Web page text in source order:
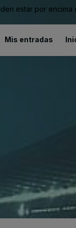
estar por encima
Mis entradas